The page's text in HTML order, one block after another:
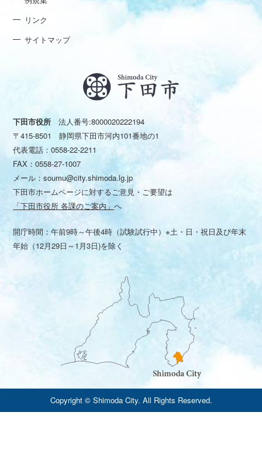
リンク
サイトマップ
下田市役所 法人番号:8000020222194
〒415-8501 静岡県下田市河内101番地の1
代表電話：0558-22-2211
FAX：0558-27-1007
メール：soumu@city.shimoda.lg.jp
下田市ホームページに対するご意見・ご要望は
「下田市役所 各課のご案内」へ
開庁時間：午前9時～午後4時（試験試行中）※土・日・祝日及び年末
年始（12月29日～1月3日)を除く
Copyright © Shimoda City. All Rights Reserved.